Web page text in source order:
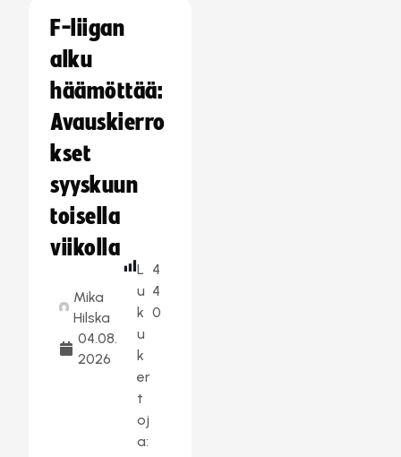
F-liigan
alku
häämöttää:
Avauskierro
kset
syyskuun
toisella
viikolla
Mika
Hilska
04.08.
2026
L
u
k
u
k
er
t
oj
a:
4
4
0